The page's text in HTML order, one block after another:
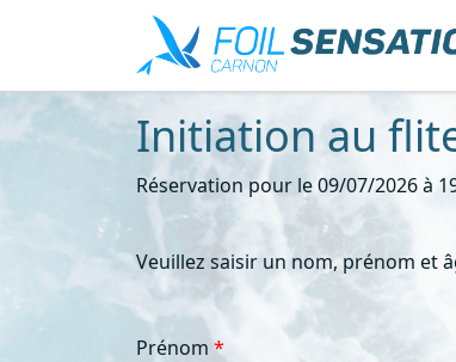
Initiation au
Réservation pour le 09/07/2026 à
Veuillez saisir un nom, prénom et
Prénom